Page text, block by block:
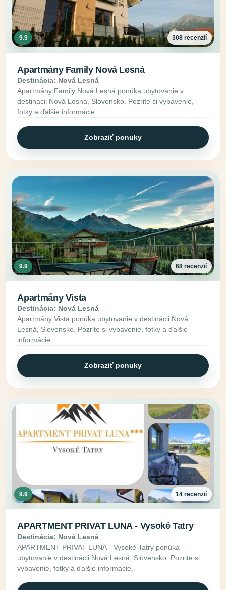
9.9 308 recenzií
Apartmány Family Nová Lesná
Destinácia: Nová Lesná
Apartmány Family Nová Lesná ponúka ubytovanie v
destinácii Nová Lesná, Slovensko. Pozrite si vybavenie,
fotky a ďalšie informácie.
Zobraziť ponuky
9.9 68 recenzií
Apartmány Vista
Destinácia: Nová Lesná
Apartmány Vista ponúka ubytovanie v destinácii Nová
Lesná, Slovensko. Pozrite si vybavenie, fotky a ďalšie
informácie.
Zobraziť ponuky
9.9 14 recenzií
APARTMENT PRIVAT LUNA - Vysoké Tatry
Destinácia: Nová Lesná
APARTMENT PRIVAT LUNA - Vysoké Tatry ponúka
ubytovanie v destinácii Nová Lesná, Slovensko. Pozrite si
vybavenie, fotky a ďalšie informácie.